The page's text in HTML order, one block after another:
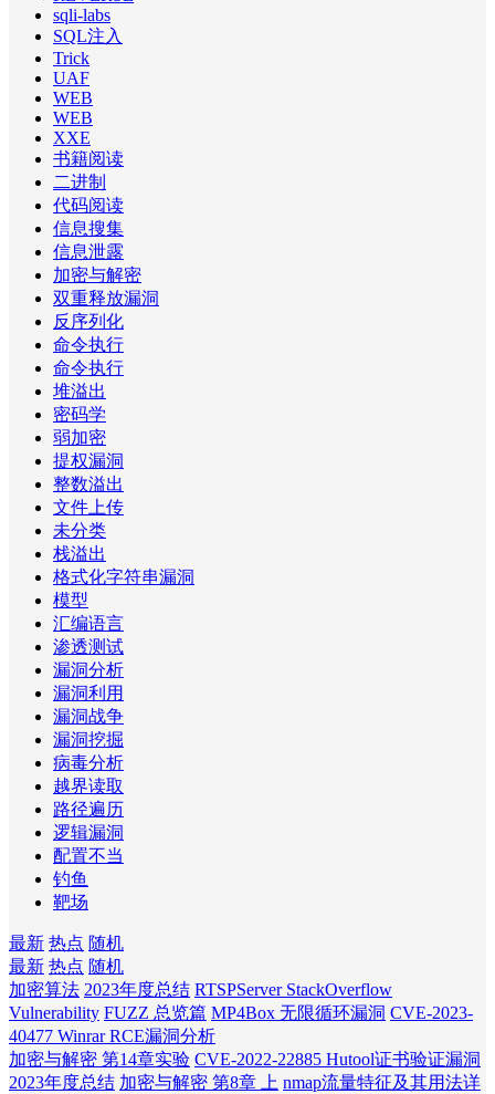
sqli-labs
SQL注入
Trick
UAF
WEB
WEB
XXE
书籍阅读
二进制
代码阅读
信息搜集
信息泄露
加密与解密
双重释放漏洞
反序列化
命令执行
命令执行
堆溢出
密码学
弱加密
提权漏洞
整数溢出
文件上传
未分类
栈溢出
格式化字符串漏洞
模型
汇编语言
渗透测试
漏洞分析
漏洞利用
漏洞战争
漏洞挖掘
病毒分析
越界读取
路径遍历
逻辑漏洞
配置不当
钓鱼
靶场
最新 热点 随机
最新 热点 随机
加密算法 2023年度总结 RTSPServer StackOverflow
Vulnerability FUZZ 总览篇 MP4Box 无限循环漏洞 CVE-2023-
40477 Winrar RCE漏洞分析
加密与解密 第14章实验 CVE-2022-22885 Hutool证书验证漏洞
2023年度总结 加密与解密 第8章 上 nmap流量特征及其用法详